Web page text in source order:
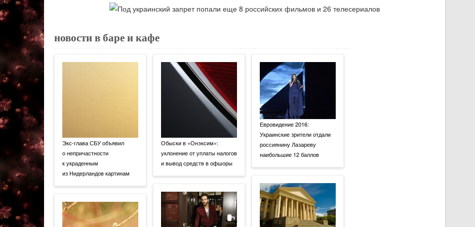
новости в баре и кафе
Экс-глава СБУ объявил
о непричастности
к украденным
из Нидерландов картинам
Обыски в «Онэксим»:
уклонение от уплаты налогов
и вывод средств в офшоры
Евровидение 2016:
Украинские зрители отдали
россиянину Лазареву
наибольшие 12 баллов